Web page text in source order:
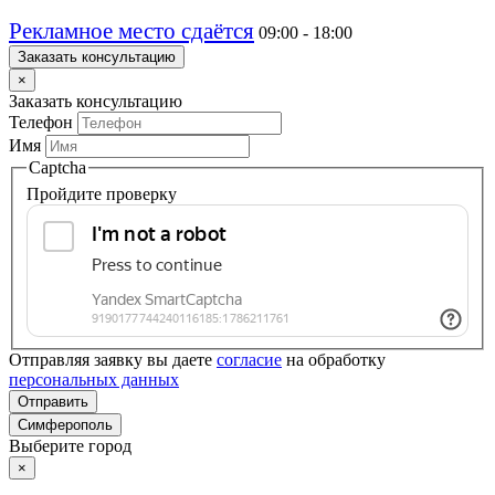
Рекламное место сдаётся 09:00 - 18:00
Заказать консультацию
×
Заказать консультацию
Телефон
Имя
Captcha
Пройдите проверку
Отправляя заявку вы даете согласие на обработку
персональных данных
Отправить
Симферополь
Выберите город
×